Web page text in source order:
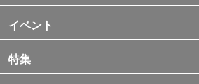
イベント
特集